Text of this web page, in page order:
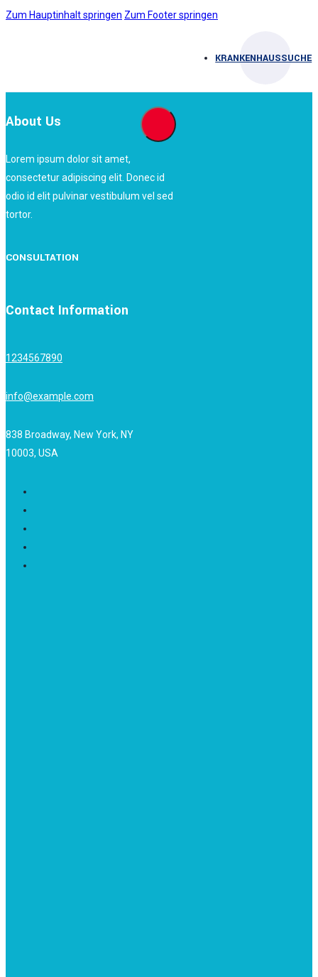
Zum Hauptinhalt springen Zum Footer springen
KRANKENHAUSSUCHE
About Us
Lorem ipsum dolor sit amet,
consectetur adipiscing elit. Donec id
odio id elit pulvinar vestibulum vel sed
tortor.
CONSULTATION
Contact Information
1234567890
info@example.com
838 Broadway, New York, NY
10003, USA